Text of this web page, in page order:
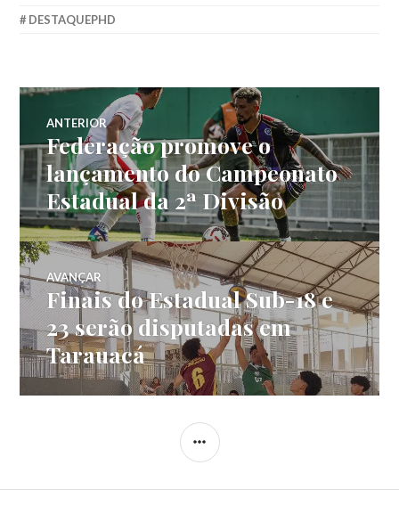
DESTAQUEPHD
ANTERIOR
Federação promove o
lançamento do Campeonato
Estadual da 2ª Divisão
AVANÇAR
Finais do Estadual Sub-18 e
23 serão disputadas em
Tarauacá